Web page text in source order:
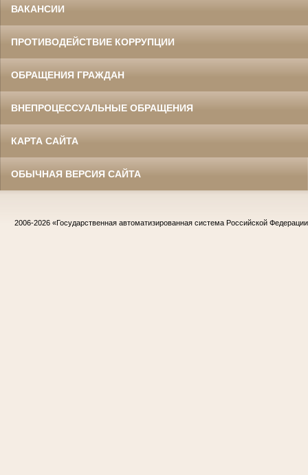
ВАКАНСИИ
ПРОТИВОДЕЙСТВИЕ КОРРУПЦИИ
ОБРАЩЕНИЯ ГРАЖДАН
ВНЕПРОЦЕССУАЛЬНЫЕ ОБРАЩЕНИЯ
КАРТА САЙТА
ОБЫЧНАЯ ВЕРСИЯ САЙТА
2006-2026 «Государственная автоматизированная система Российской